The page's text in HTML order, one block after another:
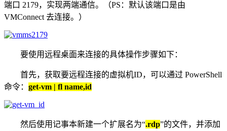
端口 2179，实现两端通信。（PS：默认该端口是由
VMConnect 去连接。）
要使用远程桌面来连接的具体操作步骤如下：
首先，获取要远程连接的虚拟机ID，可以通过 PowerShell
命令： get-vm | fl name,id
然后使用记事本新建一个扩展名为“.rdp”的文件，并添加